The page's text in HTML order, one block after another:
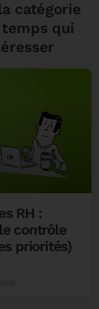
catégorie
qui
RH :
contrôle
priorités)